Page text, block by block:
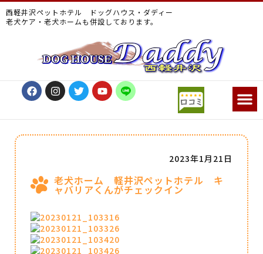
西軽井沢ペットホテル ドッグハウス・ダディー
老犬ケア・老犬ホームも併設しております。
老犬ホーム 軽井沢ペットホテル キ
ャバリアくんがチェックイン
2023年1月21日